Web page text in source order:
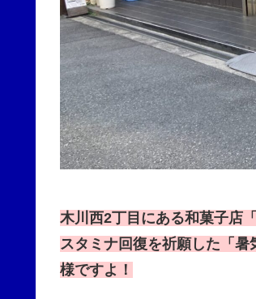
木川西2丁目にある和菓子店
スタミナ回復を祈願した「
様ですよ！